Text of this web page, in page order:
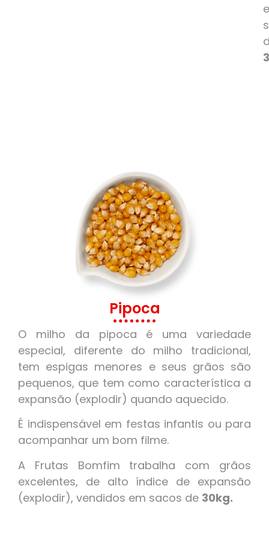
Pipoca
O milho da pipoca é uma variedade
especial, diferente do milho tradicional,
tem espigas menores e seus grãos são
pequenos, que tem como característica a
expansão (explodir) quando aquecido.
É indispensável em festas infantis ou para
acompanhar um bom filme.
A Frutas Bomfim trabalha com grãos
excelentes, de alto índice de expansão
(explodir), vendidos em sacos de 30kg.